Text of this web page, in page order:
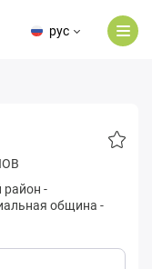
рус
район -
община -